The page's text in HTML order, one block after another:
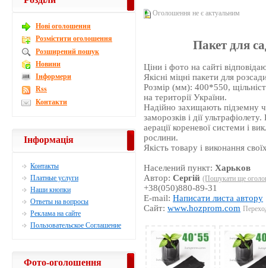
Оголошення не є актуальним
Пакет для
Ціни і фото на сайті
Якісні міцні пакети для
Розмір (мм): 400*550,
на території України.
Надійно захищають підземну
заморозків і дії
аерації кореневої системи і
рослини.
Якість товару і виконання
Населений пункт:Харьков
Автор:Сергій (Пошукати ще
+38(050)880-89-31
E-mail:Написати листа автору
Сайт:www.hozprom.com
Новi оголошення
Розмістити оголошення
Розширений пошук
Новини
Інформери
Rss
Контакти
Інформація
Контакты
Платные услуги
Наши кнопки
Ответы на вопросы
Реклама на сайте
Пользовательское Соглашение
Фото-оголошення